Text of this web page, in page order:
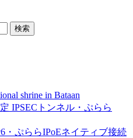
shrine in Bataan
IPSECトンネル・ぷらら
・ぷららIPoEネイティブ接続